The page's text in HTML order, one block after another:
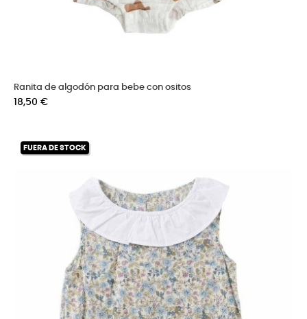
Ranita de algodón para bebe con ositos
Precio
18,50 €
FUERA DE STOCK